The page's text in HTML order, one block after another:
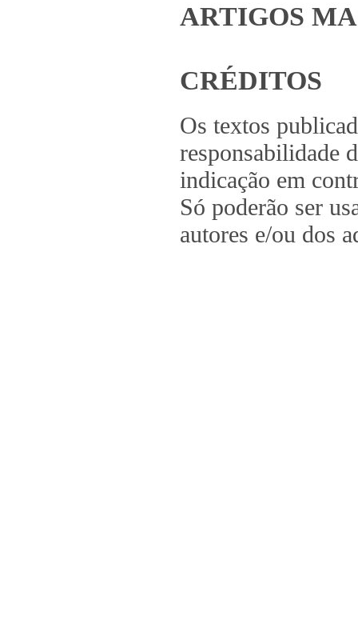
ARTIGOS
CRÉDITOS
Os textos
responsabilidade
indicação em
Só poderão ser
autores e/ou dos